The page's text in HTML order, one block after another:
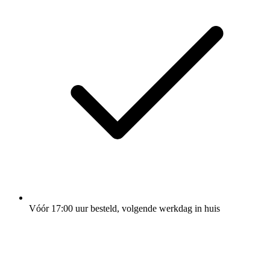
Vóór 17:00 uur besteld, volgende werkdag in huis